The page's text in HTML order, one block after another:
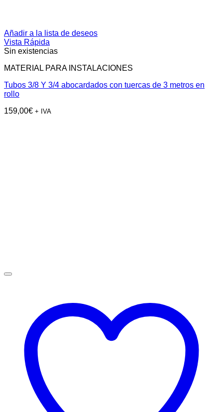
Añadir a la lista de deseos
Vista Rápida
Sin existencias
MATERIAL PARA INSTALACIONES
Tubos 3/8 Y 3/4 abocardados con tuercas de 3 metros en
rollo
159,00€ + IVA